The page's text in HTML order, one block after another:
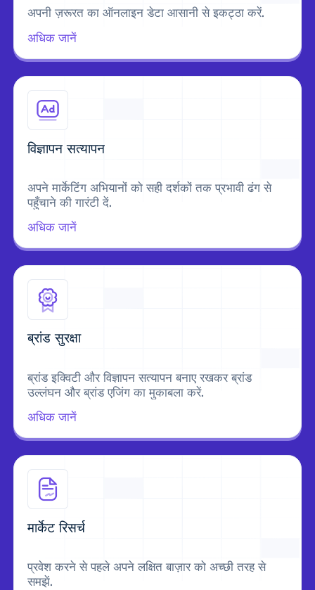
अपनी ज़रूरत का ऑनलाइन डेटा आसानी से इकट्ठा करें.
अधिक जानें
विज्ञापन सत्यापन
अपने मार्केटिंग अभियानों को सही दर्शकों तक प्रभावी ढंग से
पहुँचाने की गारंटी दें.
अधिक जानें
ब्रांड सुरक्षा
ब्रांड इक्विटी और विज्ञापन सत्यापन बनाए रखकर ब्रांड
उल्लंघन और ब्रांड एजिंग का मुकाबला करें.
अधिक जानें
मार्केट रिसर्च
प्रवेश करने से पहले अपने लक्षित बाज़ार को अच्छी तरह से
समझें.